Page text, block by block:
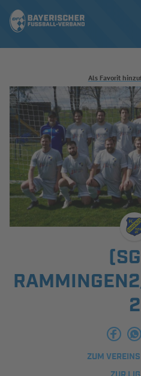
ERGEBNISSE &
NEUIGKEITEN
SPIELBETRIEB &
AUSBILDUNG & FÖRDERUNG
INFOTHEK
Als Favorit
2
ZUM